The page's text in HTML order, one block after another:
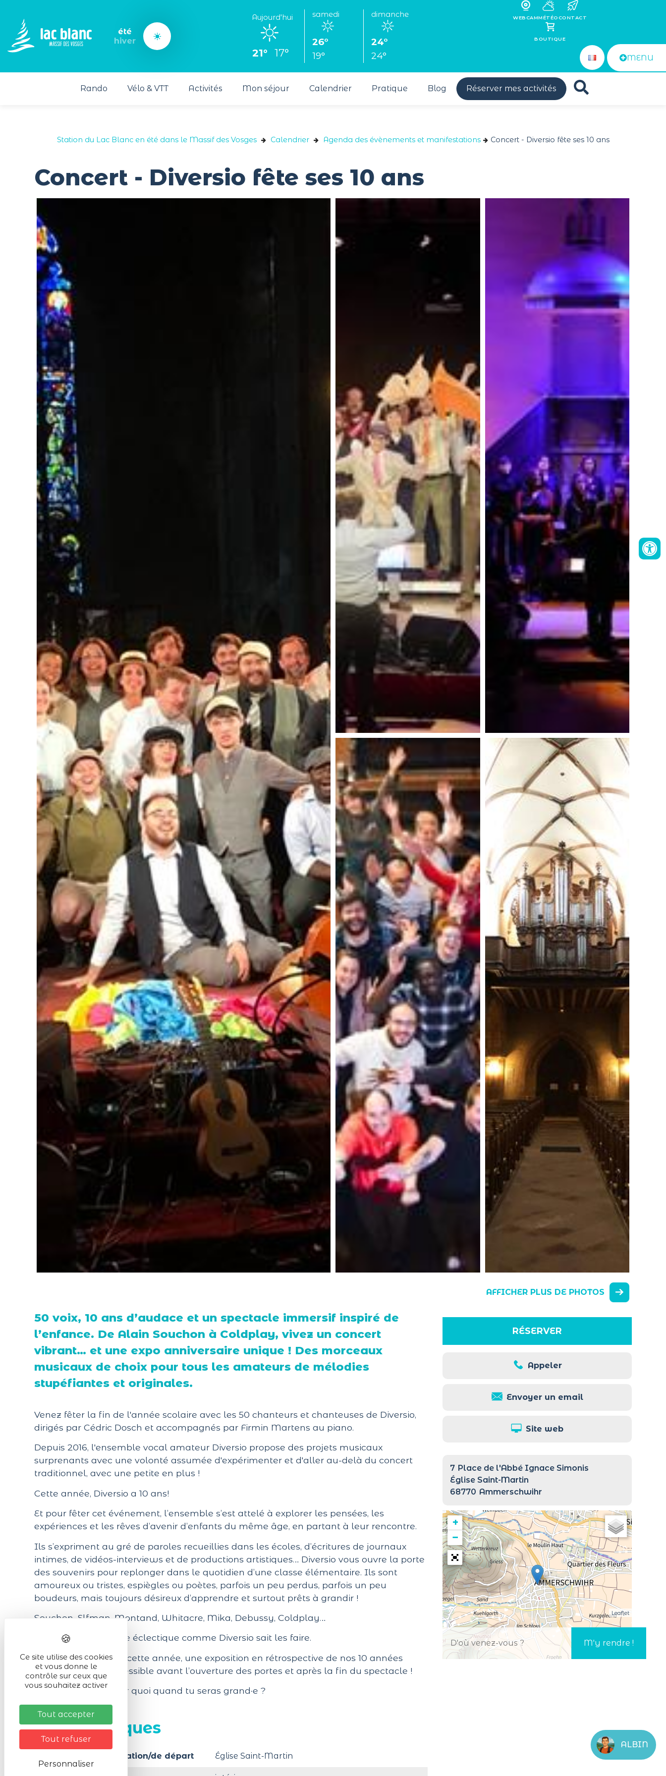
été
hiver
Aujourd'hui
21° 17°
samedi
26°
19°
dimanche
24°
24°
WEBCAMMÉTÉOCONTACT
BOUTIQUE
MENU
Rando Vélo & VTT Activités Mon séjour Calendrier Pratique Blog Réserver mes activités
Station du Lac Blanc en été dans le Massif des Vosges Calendrier Agenda des évènements et manifestations Concert - Diversio fête ses 10 ans
Concert - Diversio fête ses 10 ans
AFFICHER PLUS DE PHOTOS
RÉSERVER
Appeler
Envoyer un email
Site web
7 Place de l'Abbé Ignace Simonis
Église Saint-Martin
68770 Ammerschwihr
+
−
Leaflet
50 voix, 10 ans d’audace et un spectacle immersif inspiré de
l’enfance. De Alain Souchon à Coldplay, vivez un concert
vibrant… et une expo anniversaire unique ! Des morceaux
musicaux de choix pour tous les amateurs de mélodies
stupéfiantes et originales.
Venez fêter la fin de l'année scolaire avec les 50 chanteurs et chanteuses de Diversio,
dirigés par Cédric Dosch et accompagnés par Firmin Martens au piano.
Depuis 2016, l'ensemble vocal amateur Diversio propose des projets musicaux
surprenants avec une volonté assumée d'expérimenter et d'aller au-delà du concert
traditionnel, avec une petite en plus !
Cette année, Diversio a 10 ans!
Et pour fêter cet événement, l’ensemble s’est attelé à explorer les pensées, les
expériences et les rêves d’avenir d’enfants du même âge, en partant à leur rencontre.
Ils s’expriment au gré de paroles recueillies dans les écoles, d’écritures de journaux
intimes, de vidéos-interviews et de productions artistiques… Diversio vous ouvre la porte
des souvenirs pour replonger dans le quotidien d’une classe élémentaire. Ils sont
amoureux ou tristes, espiègles ou poètes, parfois un peu perdus, parfois un peu
boudeurs, mais toujours désireux d’apprendre et surtout prêts à grandir !
Souchon, Elfman, Montand, Whitacre, Mika, Debussy, Coldplay…
Un concert-spectacle éclectique comme Diversio sait les faire.
Exceptionnellement cette année, une exposition en rétrospective de nos 10 années
d’existence sera accessible avant l’ouverture des portes et après la fin du spectacle !
Et toi, tu veux devenir quoi quand tu seras grand·e ?
Infos pratiques
Lieu de la manifestation/de départ Église Saint-Martin
ALBIN
Ce site utilise des cookies
et vous donne le
contrôle sur ceux que
vous souhaitez activer
Tout accepter
Tout refuser
Personnaliser